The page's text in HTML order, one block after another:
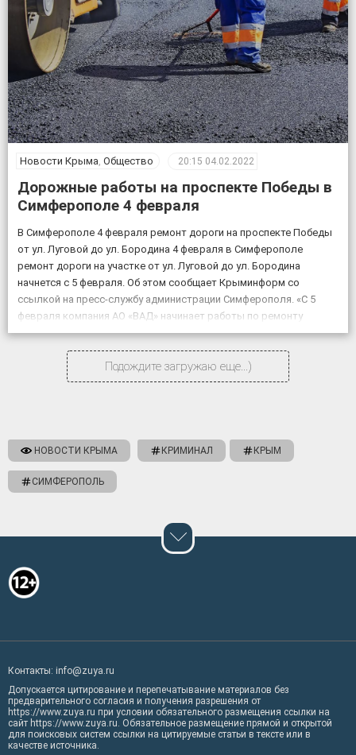
Новости Крыма, Общество 20:15 04.02.2022
Дорожные работы на проспекте Победы в
Симферополе 4 февраля
В Симферополе 4 февраля ремонт дороги на проспекте Победы
от ул. Луговой до ул. Бородина 4 февраля в Симферополе
ремонт дороги на участке от ул. Луговой до ул. Бородина
начнется с 5 февраля. Об этом сообщает Крыминформ со
ссылкой на пресс-службу администрации Симферополя. «С 5
февраля компания АО «ВАД» начинает работы по ремонту
объекта «Дублирующий […]
Подождите загружаю еще...)
НОВОСТИ КРЫМА КРИМИНАЛ КРЫМ
СИМФЕРОПОЛЬ
Контакты: info@zuya.ru
Допускается цитирование и перепечатывание материалов без
предварительного согласия и получения разрешения от
https://www.zuya.ru при условии обязательного размещения ссылки на
сайт https://www.zuya.ru. Обязательное размещение прямой и открытой
для поисковых систем ссылки на цитируемые статьи в тексте или в
качестве источника.